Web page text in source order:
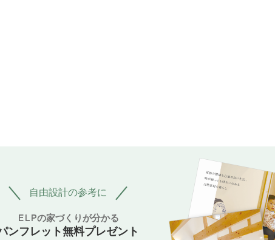
自由設計の参考に
ELPの家づくりが分かる
ンフレット無料プレゼント